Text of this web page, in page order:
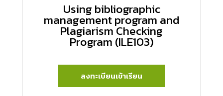
Using bibliographic
management program and
Plagiarism Checking
Program (ILE103)
ลงทะเบียนเข้าเรียน